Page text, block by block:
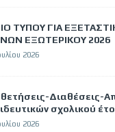
ΤΥΠΟΥ ΓΙΑ
ΕΞΩΤΕΡΙΚΟΥ 2026
2026
Διαθέσεις-
σχολικού
2026